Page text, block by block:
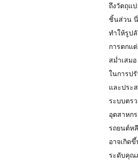
ถึงวัตถุแ
ชิ้นส่วน
ทำให้รูป
การตกแ
สม่ำเสม
ในการป
และประ
ระบบตร
อุตสาหก
รถยนต์ห
อาจเกิด
ระดับคุณ